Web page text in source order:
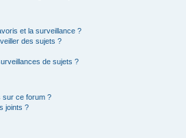
et la surveillance ?
des sujets ?
de sujets ?
sur ce forum ?
joints ?